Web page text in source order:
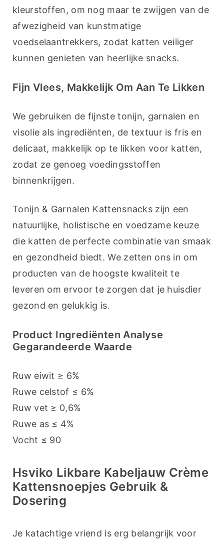
kleurstoffen, om nog maar te zwijgen van de
afwezigheid van kunstmatige
voedselaantrekkers, zodat katten veiliger
kunnen genieten van heerlijke snacks.
Fijn Vlees, Makkelijk Om Aan Te Likken
We gebruiken de fijnste tonijn, garnalen en
visolie als ingrediënten, de textuur is fris en
delicaat, makkelijk op te likken voor katten,
zodat ze genoeg voedingsstoffen
binnenkrijgen.
Tonijn & Garnalen Kattensnacks zijn een
natuurlijke, holistische en voedzame keuze
die katten de perfecte combinatie van smaak
en gezondheid biedt. We zetten ons in om
producten van de hoogste kwaliteit te
leveren om ervoor te zorgen dat je huisdier
gezond en gelukkig is.
Product Ingrediënten Analyse
Gegarandeerde Waarde
Ruw eiwit ≥ 6%
Ruwe celstof ≤ 6%
Ruw vet ≥ 0,6%
Ruwe as ≤ 4%
Vocht ≤ 90
Hsviko Likbare Kabeljauw Crème
Kattensnoepjes Gebruik &
Dosering
Je katachtige vriend is erg belangrijk voor